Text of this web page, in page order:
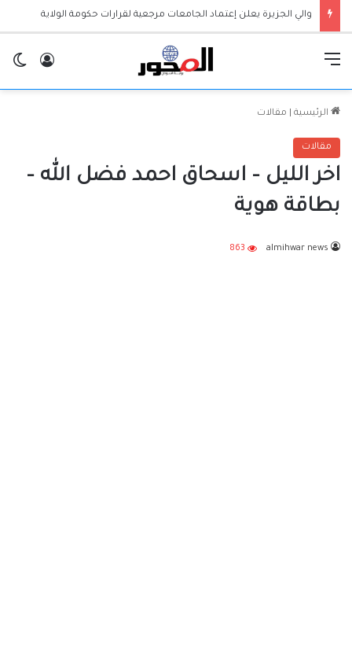
والي الجزيرة يعلن إعتماد الجامعات مرجعية لقرارات حكومة الولاية
الرئيسية مقالات
مقالات
اخر الليل – اسحاق احمد فضل الله –
بطاقة هوية
almihwar news
863